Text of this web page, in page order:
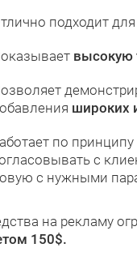
подходит
высокую
широких
по принципу
с
с нужными
на рекламу
150$.